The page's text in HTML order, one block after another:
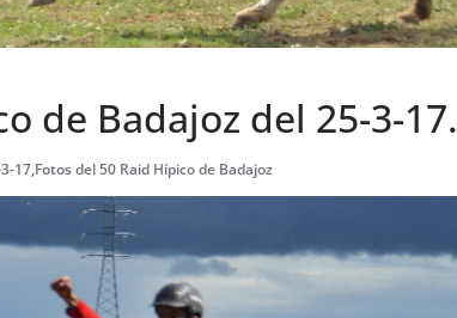
de Badajoz del 25-3-17.
17,Fotos del 50 Raid Hípico de Badajoz